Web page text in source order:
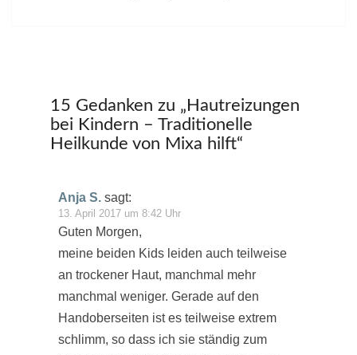
15 Gedanken zu „Hautreizungen
bei Kindern – Traditionelle
Heilkunde von Mixa hilft“
Anja S. sagt:
13. April 2017 um 8:42 Uhr
Guten Morgen,
meine beiden Kids leiden auch teilweise
an trockener Haut, manchmal mehr
manchmal weniger. Gerade auf den
Handoberseiten ist es teilweise extrem
schlimm, so dass ich sie ständig zum